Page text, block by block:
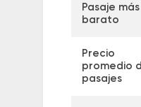
Pasaje más
barato
Precio
promedio
pasajes